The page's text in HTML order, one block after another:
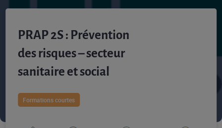
PRAP 2S​ : Prévention
des risques – secteur
sanitaire et social
Formations courtes